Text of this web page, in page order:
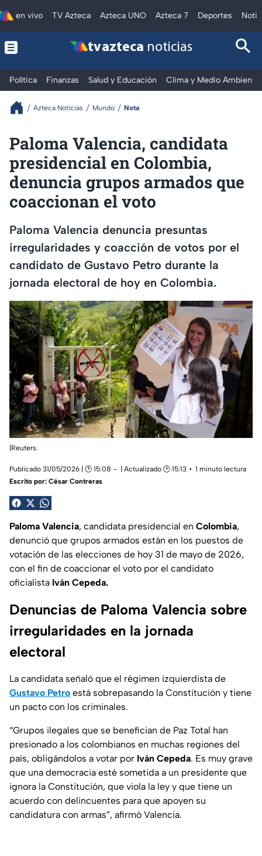
en vivo TV Azteca Azteca UNO Azteca 7 Deportes
tv azteca noticias
Política Finanzas Salud y Educación Clima y Medio Ambiente
Azteca Noticias Mundo Nota
Paloma Valencia, candidata
presidencial en Colombia,
denuncia grupos armados que
coaccionan el voto
Paloma Valencia denuncia presuntas
irregularidades y coacción de votos por el
candidato de Gustavo Petro durante la
jornada electoral de hoy en Colombia.
|Reuters.
Publicado 31/05/2026 | 🕑 15:08 | Actualizado 🕑 15:13
1 minuto lectura
Escrito por: César Contreras
Paloma Valencia, candidata presidencial en Colombia,
denunció que grupos armados están en los puestos de
votación de las elecciones de hoy 31 de mayo de 2026,
con el fin de coaccionar el voto por el candidato
oficialista Iván Cepeda.
Denuncias de Paloma Valencia sobre
irregularidades en la jornada
electoral
La candidata señaló que el régimen izquierdista de
Gustavo Petro está sobrepasando la Constitución y tiene
un pacto con los criminales.
“Grupos ilegales que se benefician de Paz Total han
presionado a los colombianos en muchas regiones del
país, obligándolos a votar por Iván Cepeda. Es muy grave
que una democracia esté sometida a un presidente que
ignora la Constitución, que viola la ley y que tiene un
acuerdo con delincuentes para que apoyen su
candidatura con armas”, afirmó Valencia.